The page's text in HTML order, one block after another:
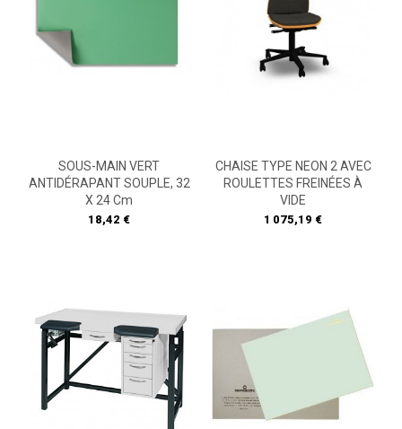
SOUS-MAIN VERT
ANTIDÉRAPANT SOUPLE, 32
X 24 Cm
Prix
18,42 €
CHAISE TYPE NEON 2 AVEC
ROULETTES FREINÉES À
VIDE
Prix
1 075,19 €